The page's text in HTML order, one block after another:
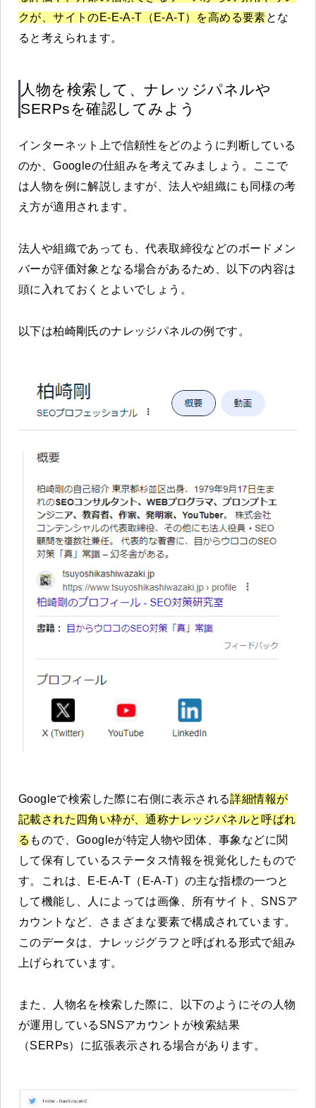
クが、サイトのE-E-A-T（E-A-T）を高める要素とな
ると考えられます。
人物を検索して、ナレッジパネルや
SERPsを確認してみよう
インターネット上で信頼性をどのように判断している
のか、Googleの仕組みを考えてみましょう。ここで
は人物を例に解説しますが、法人や組織にも同様の考
え方が適用されます。
法人や組織であっても、代表取締役などのボードメン
バーが評価対象となる場合があるため、以下の内容は
頭に入れておくとよいでしょう。
以下は柏崎剛氏のナレッジパネルの例です。
Googleで検索した際に右側に表示される詳細情報が
記載された四角い枠が、通称ナレッジパネルと呼ばれ
る もので、Googleが特定人物や団体、事象などに関
して保有しているステータス情報を視覚化したもので
す。これは、E-E-A-T（E-A-T）の主な指標の一つと
して機能し、人によっては画像、所有サイト、SNSア
カウントなど、さまざまな要素で構成されています。
このデータは、ナレッジグラフと呼ばれる形式で組み
上げられています。
また、人物名を検索した際に、以下のようにその人物
が運用しているSNSアカウントが検索結果
（SERPs）に拡張表示される場合があります。